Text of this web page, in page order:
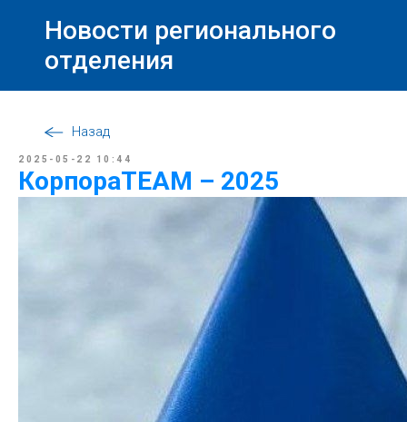
Новости регионального
отделения
Назад
2025-05-22 10:44
КорпораТЕАМ – 2025